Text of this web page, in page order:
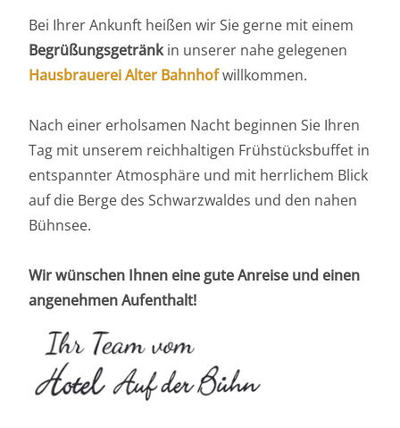
Bei Ihrer Ankunft heißen wir Sie gerne mit einem
Begrüßungsgetränkin unserer nahe gelegenen
Hausbrauerei Alter Bahnhofwillkommen.
Nach einer erholsamen Nacht beginnen Sie Ihren
Tag mit unserem reichhaltigen Frühstücksbuffet in
entspannter Atmosphäre und mit herrlichem Blick
auf die Berge des Schwarzwaldes und den nahen
Bühnsee.
Wir wünschen Ihnen eine gute Anreise und einen
angenehmen Aufenthalt!